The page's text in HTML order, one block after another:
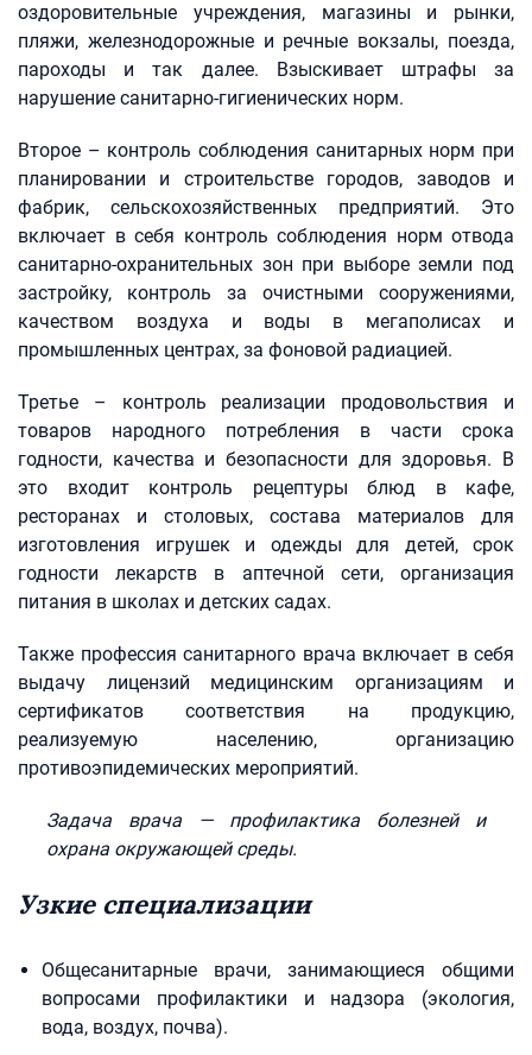
оздоровительные учреждения, магазины и рынки,
пляжи, железнодорожные и речные вокзалы, поезда,
пароходы и так далее. Взыскивает штрафы за
нарушение санитарно-гигиенических норм.
Второе – контроль соблюдения санитарных норм при
планировании и строительстве городов, заводов и
фабрик, сельскохозяйственных предприятий. Это
включает в себя контроль соблюдения норм отвода
санитарно-охранительных зон при выборе земли под
застройку, контроль за очистными сооружениями,
качеством воздуха и воды в мегаполисах и
промышленных центрах, за фоновой радиацией.
Третье – контроль реализации продовольствия и
товаров народного потребления в части срока
годности, качества и безопасности для здоровья. В
это входит контроль рецептуры блюд в кафе,
ресторанах и столовых, состава материалов для
изготовления игрушек и одежды для детей, срок
годности лекарств в аптечной сети, организация
питания в школах и детских садах.
Также профессия санитарного врача включает в себя
выдачу лицензий медицинским организациям и
сертификатов соответствия на продукцию,
реализуемую населению, организацию
противоэпидемических мероприятий.
Задача врача — профилактика болезней и
охрана окружающей среды.
Узкие специализации
Общесанитарные врачи, занимающиеся общими
вопросами профилактики и надзора (экология,
вода, воздух, почва).